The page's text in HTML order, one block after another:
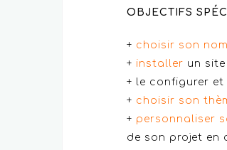
OBJECTIFS
+ choisir son
+ installer un site
+ le configurer et
+ choisir son
+ personnaliser
de son projet en